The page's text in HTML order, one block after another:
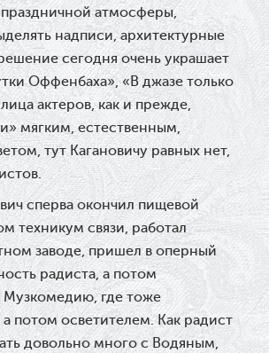
праздничной атмосферы,
надписи, архитектурные
сегодня очень украшает
Оффенбаха», «В джазе только
актеров, как и прежде,
мягким, естественным,
тут Кагановичу равных нет,
сперва окончил пищевой
техникум связи, работал
заводе, пришел в оперный
радиста, а потом
где тоже
потом осветителем. Как радист
довольно много с Водяным,